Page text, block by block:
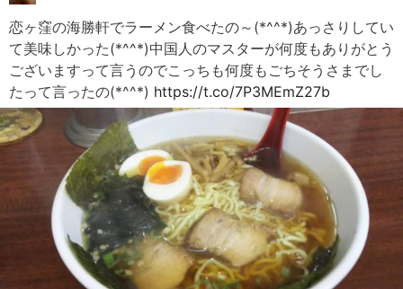
恋ヶ窪の海勝軒でラーメン食べたの～(*^^*)あっさりしてい
て美味しかった(*^^*)中国人のマスターが何度もありがとう
ございますって言うのでこっちも何度もごちそうさまでし
たって言ったの(*^^*) https://t.co/7P3MEmZ27b